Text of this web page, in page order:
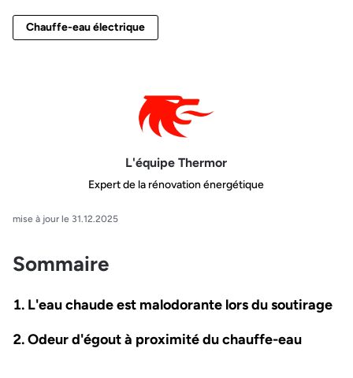
Chauffe-eau électrique
L'équipe Thermor
Expert de la rénovation énergétique
mise à jour le 31.12.2025
Sommaire
L'eau chaude est malodorante lors du soutirage
Odeur d'égout à proximité du chauffe-eau